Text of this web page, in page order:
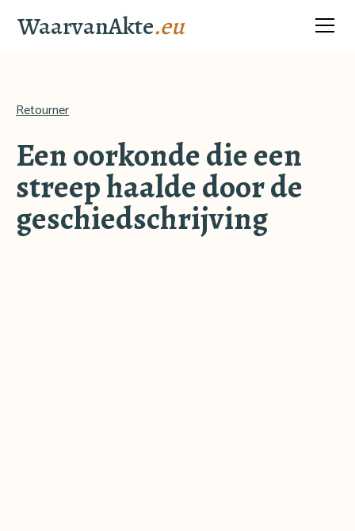
WaarvanAkte.eu
Retourner
Een oorkonde die een
streep haalde door de
geschiedschrijving